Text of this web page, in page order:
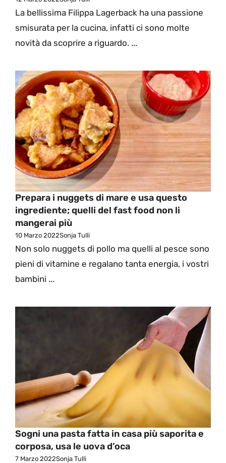
La bellissima Filippa Lagerback ha una passione
smisurata per la cucina, infatti ci sono molte
novità da scoprire a riguardo. ...
Prepara i nuggets di mare e usa questo
ingrediente; quelli del fast food non li
mangerai più
10 Marzo 2022Sonja Tulli
Non solo nuggets di pollo ma quelli al pesce sono
pieni di vitamine e regalano tanta energia, i vostri
bambini ...
Sogni una pasta fatta in casa più saporita e
corposa, usa le uova d’oca
7 Marzo 2022Sonja Tulli